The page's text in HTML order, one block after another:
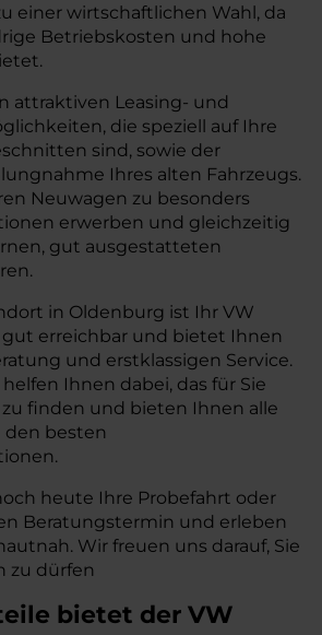
einer wirtschaftlichen Wahl, da
Betriebskosten und hohe
attraktiven Leasing- und
die speziell auf Ihre
sind, sowie der
Ihres alten Fahrzeugs.
Neuwagen zu besonders
erwerben und gleichzeitig
gut ausgestatteten
in Oldenburg ist Ihr VW
erreichbar und bietet Ihnen
und erstklassigen Service.
Ihnen dabei, das für Sie
finden und bieten Ihnen alle
den besten
heute Ihre Probefahrt oder
Beratungstermin und erleben
Wir freuen uns darauf, Sie
zu dürfen
bietet der VW